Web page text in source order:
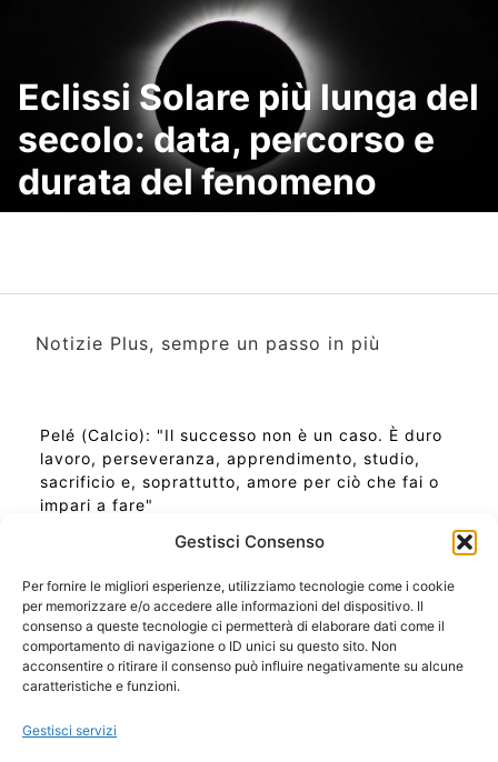
Gestisci Consenso
Per fornire le migliori esperienze, utilizziamo tecnologie come i cookie
per memorizzare e/o accedere alle informazioni del dispositivo. Il
consenso a queste tecnologie ci permetterà di elaborare dati come il
comportamento di navigazione o ID unici su questo sito. Non
acconsentire o ritirare il consenso può influire negativamente su alcune
caratteristiche e funzioni.
Gestisci servizi
Eclissi Solare più lunga del
secolo: data, percorso e
durata del fenomeno
Notizie Plus, sempre un passo in più
Pelé (Calcio): "Il successo non è un caso. È duro
lavoro, perseveranza, apprendimento, studio,
sacrificio e, soprattutto, amore per ciò che fai o
impari a fare"
Ora Esatta in Italia in questo momento
Ti Senti Strano Ultimamente? Potrebbe Essere per
la Risonanza di Schumann
Come Sapere Se Stai Ascendendo alla Quinta